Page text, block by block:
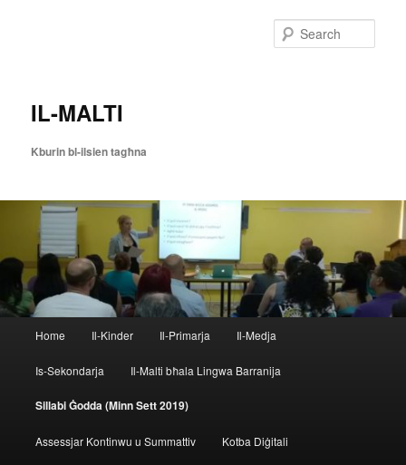
IL-MALTI
Kburin bl-ilsien tagħna
Home Il-Kinder Il-Primarja Il-Medja
Is-Sekondarja Il-Malti bħala Lingwa Barranija
Sillabi Ġodda (Minn Sett 2019)
Assessjar Kontinwu u Summattiv Kotba Diġitali